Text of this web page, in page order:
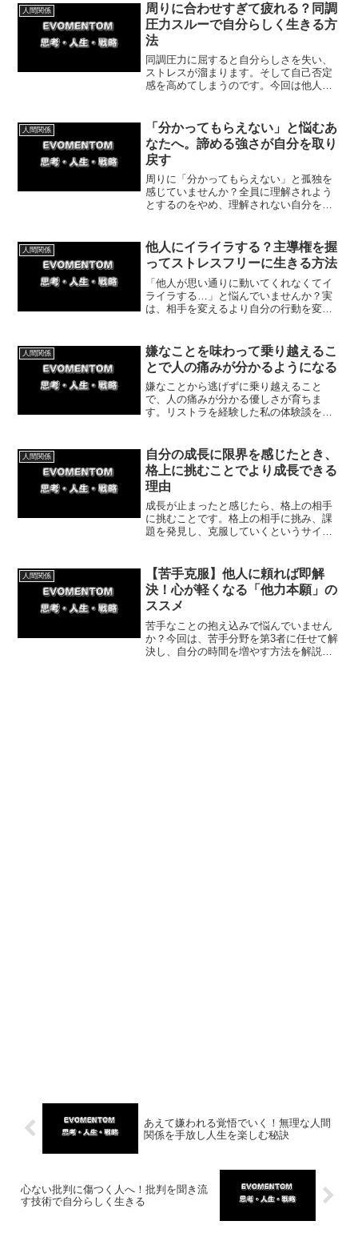
人間関係
周りに合わせすぎて疲れる？同調
圧力スルーで自分らしく生きる方
法
同調圧力に屈すると自分らしさを失い、
ストレスが溜まります。そして自己否定
感を高めてしまうのです。今回は他人と
す。
人間関係
「分かってもらえない」と悩むあ
なたへ。諦める強さが自分を取り
戻す
周りに「分かってもらえない」と孤独を
感じていませんか？全員に理解されよう
とするのをやめ、理解されない自分を認
ままのあなたで自分らしく生きるための
ヒントを解説します。
人間関係
他人にイライラする？主導権を握
ってストレスフリーに生きる方法
「他人が思い通りに動いてくれなくてイ
ライラする…」と悩んでいませんか？実
は、相手を変えるより自分の行動を変え
関係のストレスをなくし、自分らしく楽
に生きるコツを解説します。
人間関係
嫌なことを味わって乗り越えるこ
とで人の痛みが分かるようになる
嫌なことから逃げずに乗り越えること
で、人の痛みが分かる優しさが育ちま
す。リストラを経験した私の体験談を交
歩を分かりやすく紹介していきます。ぜ
ひ参考にしてみてくださいね。
人間関係
自分の成長に限界を感じたとき、
格上に挑むことでより成長できる
理由
成長が止まったと感じたら、格上の相手
に挑むことです。格上の相手に挑み、課
題を発見し、克服していくというサイク
れるメリットについて紹介していきま
す。
人間関係
【苦手克服】他人に頼れば即解
決！心が軽くなる「他力本願」の
ススメ
苦手なことの抱え込みで悩んでいません
か？今回は、苦手分野を第3者に任せて解
決し、自分の時間を増やす方法を解説！
あえて嫌われる覚悟でいく！無理な人間
関係を手放し人生を楽しむ秘訣
心ない批判に傷つく人へ！批判を聞き流
す技術で自分らしく生きる